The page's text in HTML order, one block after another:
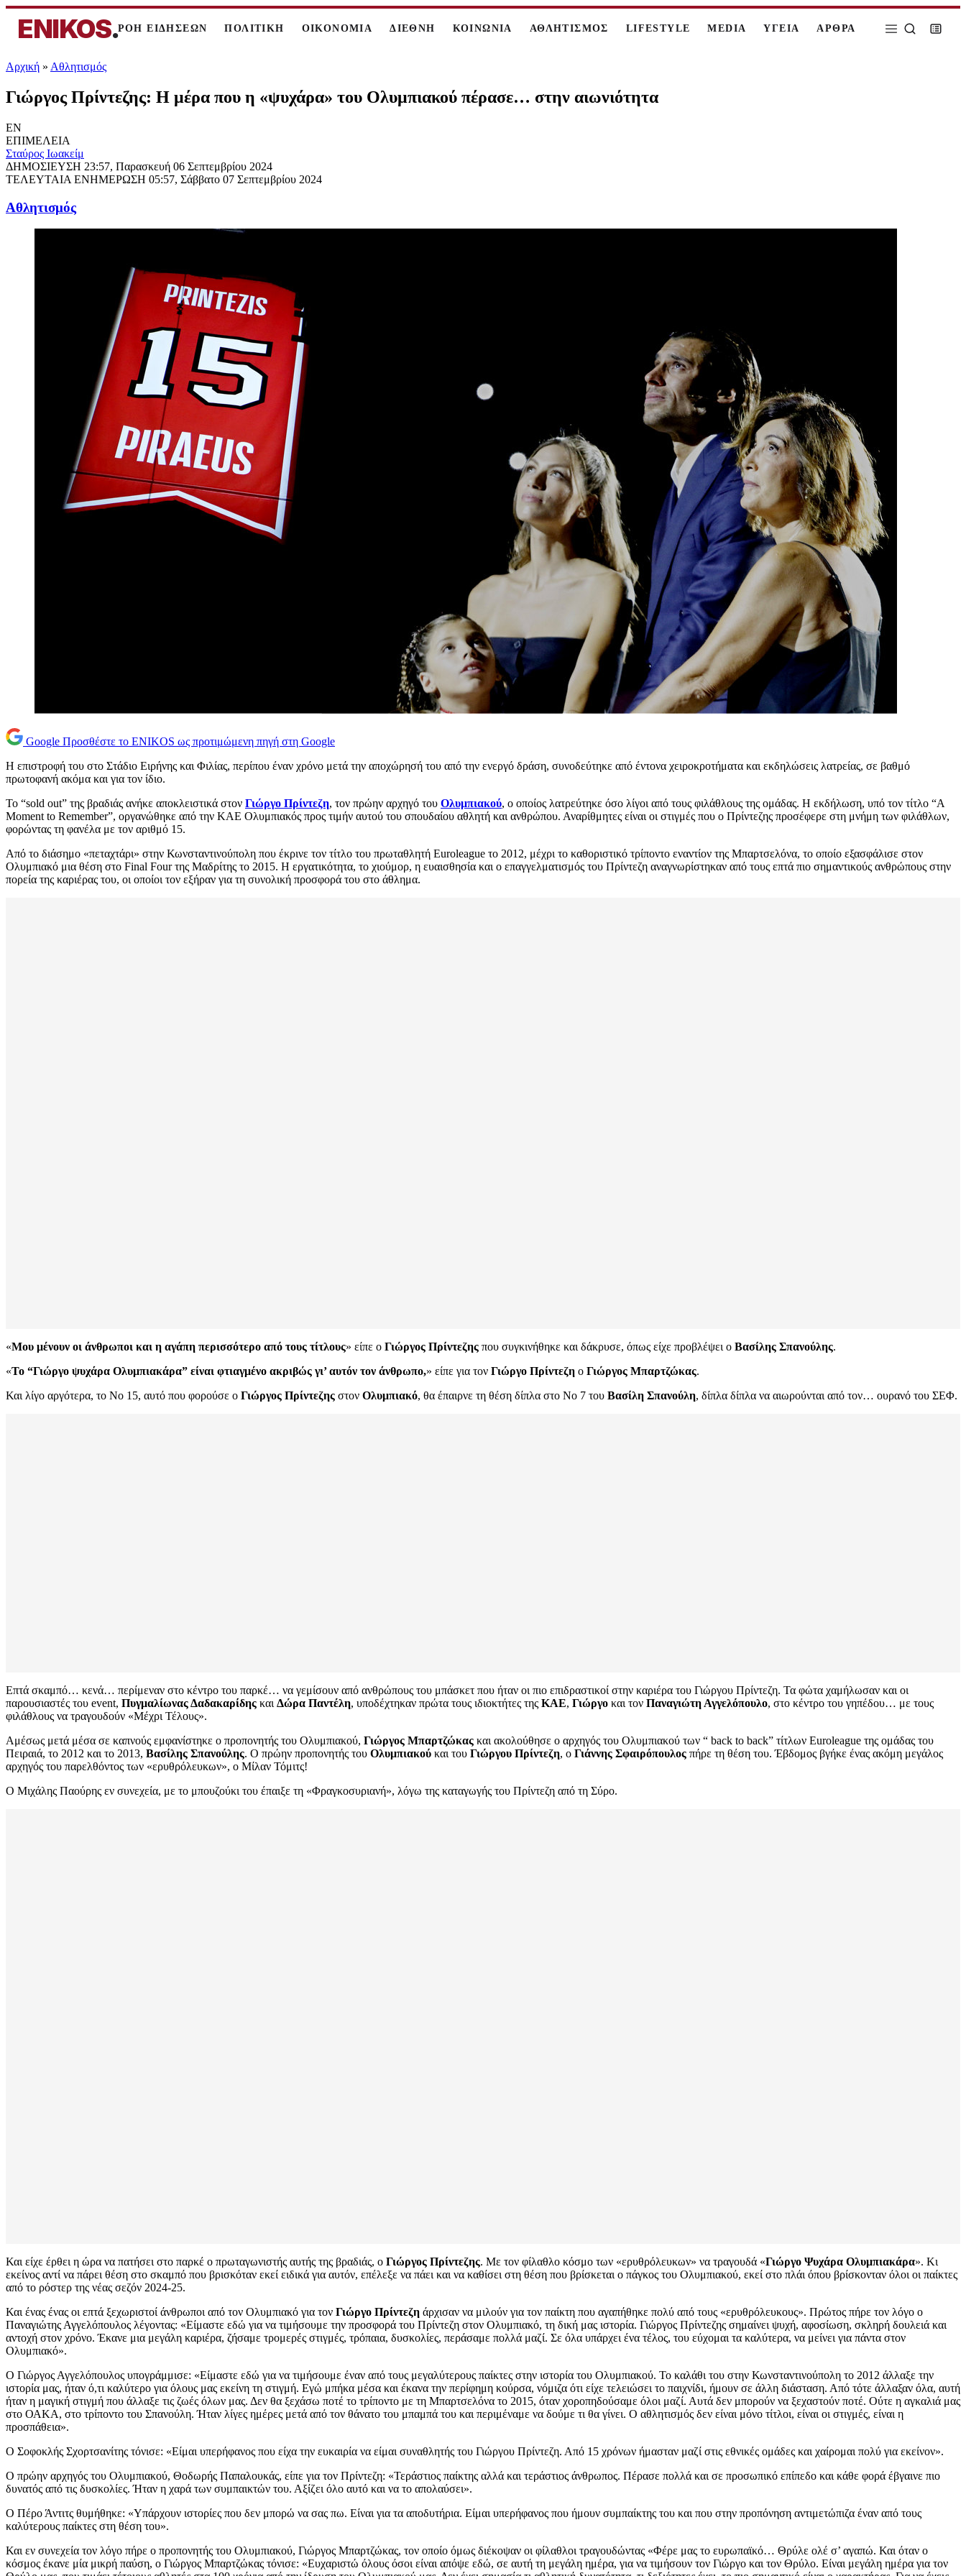
ENIKOS.ΡΟΗ ΕΙΔΗΣΕΩΝ ΠΟΛΙΤΙΚΗ ΟΙΚΟΝΟΜΙΑ ΔΙΕΘΝΗ ΚΟΙΝΩΝΙΑ ΑΘΛΗΤΙΣΜΟΣ LIFESTYLE MEDIA ΥΓΕΙΑ ΑΡΘΡΑ
Αρχική » Αθλητισμός
Γιώργος Πρίντεζης: Η μέρα που η «ψυχάρα» του Ολυμπιακού πέρασε… στην αιωνιότητα
EN
ΕΠΙΜΕΛΕΙΑ
Σταύρος Ιωακείμ
ΔΗΜΟΣΙΕΥΣΗ 23:57, Παρασκευή 06 Σεπτεμβρίου 2024
ΤΕΛΕΥΤΑΙΑ ΕΝΗΜΕΡΩΣΗ 05:57, Σάββατο 07 Σεπτεμβρίου 2024
Αθλητισμός
Google Προσθέστε το ENIKOS ως προτιμώμενη πηγή στη Google
Η επιστροφή του στο Στάδιο Ειρήνης και Φιλίας, περίπου έναν χρόνο μετά την αποχώρησή του από την ενεργό δράση, συνοδεύτηκε από έντονα χειροκροτήματα και εκδηλώσεις λατρείας, σε βαθμό
πρωτοφανή ακόμα και για τον ίδιο.
Το “sold out” της βραδιάς ανήκε αποκλειστικά στον Γιώργο Πρίντεζη, τον πρώην αρχηγό του Ολυμπιακού, ο οποίος λατρεύτηκε όσο λίγοι από τους φιλάθλους της ομάδας. Η εκδήλωση, υπό τον τίτλο “A
Moment to Remember”, οργανώθηκε από την ΚΑΕ Ολυμπιακός προς τιμήν αυτού του σπουδαίου αθλητή και ανθρώπου. Αναρίθμητες είναι οι στιγμές που ο Πρίντεζης προσέφερε στη μνήμη των φιλάθλων,
φορώντας τη φανέλα με τον αριθμό 15.
Από το διάσημο «πεταχτάρι» στην Κωνσταντινούπολη που έκρινε τον τίτλο του πρωταθλητή Euroleague το 2012, μέχρι το καθοριστικό τρίποντο εναντίον της Μπαρτσελόνα, το οποίο εξασφάλισε στον
Ολυμπιακό μια θέση στο Final Four της Μαδρίτης το 2015. Η εργατικότητα, το χιούμορ, η ευαισθησία και ο επαγγελματισμός του Πρίντεζη αναγνωρίστηκαν από τους επτά πιο σημαντικούς ανθρώπους στην
πορεία της καριέρας του, οι οποίοι τον εξήραν για τη συνολική προσφορά του στο άθλημα.
«Μου μένουν οι άνθρωποι και η αγάπη περισσότερο από τους τίτλους» είπε ο Γιώργος Πρίντεζης που συγκινήθηκε και δάκρυσε, όπως είχε προβλέψει ο Βασίλης Σπανούλης.
«Το “Γιώργο ψυχάρα Ολυμπιακάρα” είναι φτιαγμένο ακριβώς γι’ αυτόν τον άνθρωπο,» είπε για τον Γιώργο Πρίντεζη ο Γιώργος Μπαρτζώκας.
Και λίγο αργότερα, το Νο 15, αυτό που φορούσε ο Γιώργος Πρίντεζης στον Ολυμπιακό, θα έπαιρνε τη θέση δίπλα στο Νο 7 του Βασίλη Σπανούλη, δίπλα δίπλα να αιωρούνται από τον… ουρανό του ΣΕΦ.
Επτά σκαμπό… κενά… περίμεναν στο κέντρο του παρκέ… να γεμίσουν από ανθρώπους του μπάσκετ που ήταν οι πιο επιδραστικοί στην καριέρα του Γιώργου Πρίντεζη. Τα φώτα χαμήλωσαν και οι
παρουσιαστές του event, Πυγμαλίωνας Δαδακαρίδης και Δώρα Παντέλη, υποδέχτηκαν πρώτα τους ιδιοκτήτες της ΚΑΕ, Γιώργο και τον Παναγιώτη Αγγελόπουλο, στο κέντρο του γηπέδου… με τους
φιλάθλους να τραγουδούν «Μέχρι Τέλους».
Αμέσως μετά μέσα σε καπνούς εμφανίστηκε ο προπονητής του Ολυμπιακού, Γιώργος Μπαρτζώκας και ακολούθησε ο αρχηγός του Ολυμπιακού των “ back to back” τίτλων Euroleague της ομάδας του
Πειραιά, το 2012 και το 2013, Βασίλης Σπανούλης. Ο πρώην προπονητής του Ολυμπιακού και του Γιώργου Πρίντεζη, ο Γιάννης Σφαιρόπουλος πήρε τη θέση του. Έβδομος βγήκε ένας ακόμη μεγάλος
αρχηγός του παρελθόντος των «ερυθρόλευκων», ο Μίλαν Τόμιτς!
O Μιχάλης Παούρης εν συνεχεία, με το μπουζούκι του έπαιξε τη «Φραγκοσυριανή», λόγω της καταγωγής του Πρίντεζη από τη Σύρο.
Και είχε έρθει η ώρα να πατήσει στο παρκέ ο πρωταγωνιστής αυτής της βραδιάς, ο Γιώργος Πρίντεζης. Με τον φίλαθλο κόσμο των «ερυθρόλευκων» να τραγουδά «Γιώργο Ψυχάρα Ολυμπιακάρα». Κι
εκείνος αντί να πάρει θέση στο σκαμπό που βρισκόταν εκεί ειδικά για αυτόν, επέλεξε να πάει και να καθίσει στη θέση που βρίσκεται ο πάγκος του Ολυμπιακού, εκεί στο πλάι όπου βρίσκονταν όλοι οι παίκτες
από το ρόστερ της νέας σεζόν 2024-25.
Και ένας ένας οι επτά ξεχωριστοί άνθρωποι από τον Ολυμπιακό για τον Γιώργο Πρίντεζη άρχισαν να μιλούν για τον παίκτη που αγαπήθηκε πολύ από τους «ερυθρόλευκους». Πρώτος πήρε τον λόγο ο
Παναγιώτης Αγγελόπουλος λέγοντας: «Είμαστε εδώ για να τιμήσουμε την προσφορά του Πρίντεζη στον Ολυμπιακό, τη δική μας ιστορία. Γιώργος Πρίντεζης σημαίνει ψυχή, αφοσίωση, σκληρή δουλειά και
αντοχή στον χρόνο. Έκανε μια μεγάλη καριέρα, ζήσαμε τρομερές στιγμές, τρόπαια, δυσκολίες, περάσαμε πολλά μαζί. Σε όλα υπάρχει ένα τέλος, του εύχομαι τα καλύτερα, να μείνει για πάντα στον
Ολυμπιακό».
Ο Γιώργος Αγγελόπουλος υπογράμμισε: «Είμαστε εδώ για να τιμήσουμε έναν από τους μεγαλύτερους παίκτες στην ιστορία του Ολυμπιακού. Το καλάθι του στην Κωνσταντινούπολη το 2012 άλλαξε την
ιστορία μας, ήταν ό,τι καλύτερο για όλους μας εκείνη τη στιγμή. Εγώ μπήκα μέσα και έκανα την περίφημη κούρσα, νόμιζα ότι είχε τελειώσει το παιχνίδι, ήμουν σε άλλη διάσταση. Από τότε άλλαξαν όλα, αυτή
ήταν η μαγική στιγμή που άλλαξε τις ζωές όλων μας. Δεν θα ξεχάσω ποτέ το τρίποντο με τη Μπαρτσελόνα το 2015, όταν χοροπηδούσαμε όλοι μαζί. Αυτά δεν μπορούν να ξεχαστούν ποτέ. Ούτε η αγκαλιά μας
στο ΟΑΚΑ, στο τρίποντο του Σπανούλη. Ήταν λίγες ημέρες μετά από τον θάνατο του μπαμπά του και περιμέναμε να δούμε τι θα γίνει. Ο αθλητισμός δεν είναι μόνο τίτλοι, είναι οι στιγμές, είναι η
προσπάθεια».
Ο Σοφοκλής Σχορτσανίτης τόνισε: «Είμαι υπερήφανος που είχα την ευκαιρία να είμαι συναθλητής του Γιώργου Πρίντεζη. Από 15 χρόνων ήμασταν μαζί στις εθνικές ομάδες και χαίρομαι πολύ για εκείνον».
Ο πρώην αρχηγός του Ολυμπιακού, Θοδωρής Παπαλουκάς, είπε για τον Πρίντεζη: «Τεράστιος παίκτης αλλά και τεράστιος άνθρωπος. Πέρασε πολλά και σε προσωπικό επίπεδο και κάθε φορά έβγαινε πιο
δυνατός από τις δυσκολίες. Ήταν η χαρά των συμπαικτών του. Αξίζει όλο αυτό και να το απολαύσει».
Ο Πέρο Άντιτς θυμήθηκε: «Υπάρχουν ιστορίες που δεν μπορώ να σας πω. Είναι για τα αποδυτήρια. Είμαι υπερήφανος που ήμουν συμπαίκτης του και που στην προπόνηση αντιμετώπιζα έναν από τους
καλύτερους παίκτες στη θέση του».
Και εν συνεχεία τον λόγο πήρε ο προπονητής του Ολυμπιακού, Γιώργος Μπαρτζώκας, τον οποίο όμως διέκοψαν οι φίλαθλοι τραγουδώντας «Φέρε μας το ευρωπαϊκό… Θρύλε ολέ σ’ αγαπώ. Και όταν ο
κόσμος έκανε μία μικρή παύση, ο Γιώργος Μπαρτζώκας τόνισε: «Ευχαριστώ όλους όσοι είναι απόψε εδώ, σε αυτή τη μεγάλη ημέρα, για να τιμήσουν τον Γιώργο και τον Θρύλο. Είναι μεγάλη ημέρα για τον